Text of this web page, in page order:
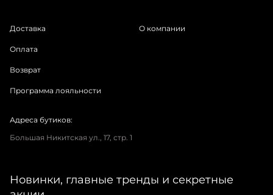
Доставка
Оплата
Возврат
Программа лояльности
О компании
Адреса бутиков:
Большая Никитская ул., 17, стр. 1
Новинки, главные тренды и секретные